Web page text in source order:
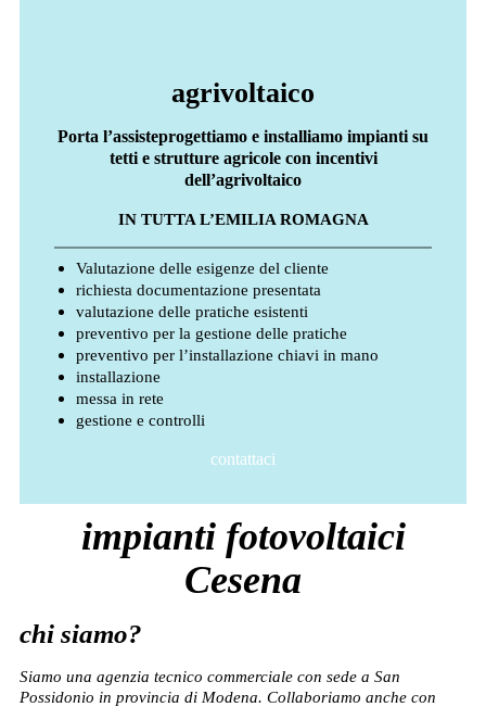
agrivoltaico
Porta l’assisteprogettiamo e installiamo impianti su
tetti e strutture agricole con incentivi
dell’agrivoltaico
IN TUTTA L’EMILIA ROMAGNA
Valutazione delle esigenze del cliente
richiesta documentazione presentata
valutazione delle pratiche esistenti
preventivo per la gestione delle pratiche
preventivo per l’installazione chiavi in mano
installazione
messa in rete
gestione e controlli
contattaci
impianti fotovoltaici
Cesena
chi siamo?
Siamo una agenzia tecnico commerciale con sede a San
Possidonio in provincia di Modena. Collaboriamo anche con